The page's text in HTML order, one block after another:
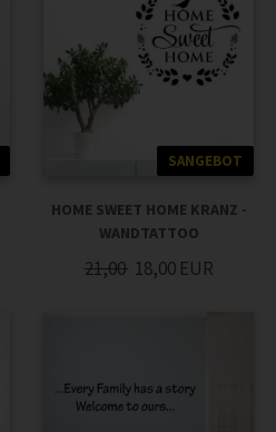
SANGEBOT
HOME SWEET HOME KRANZ -
WANDTATTOO
21,00 18,00 EUR